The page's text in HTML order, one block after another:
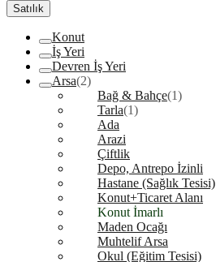
Satılık
Konut
İş Yeri
Devren İş Yeri
Arsa(2)
Bağ & Bahçe(1)
Tarla(1)
Ada
Arazi
Çiftlik
Depo, Antrepo İzinli
Hastane (Sağlık Tesisi)
Konut+Ticaret Alanı
Konut İmarlı
Maden Ocağı
Muhtelif Arsa
Okul (Eğitim Tesisi)